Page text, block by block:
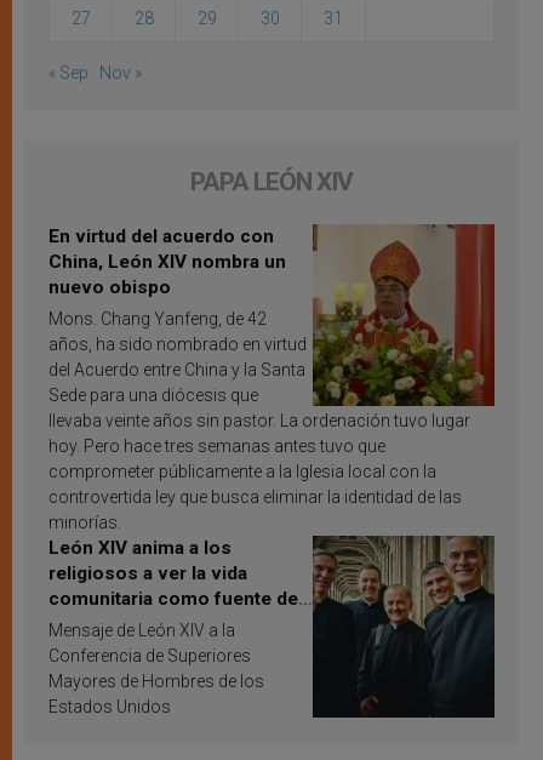
27 28 29 30 31
« Sep Nov »
PAPA LEÓN XIV
En virtud del acuerdo con
China, León XIV nombra un
nuevo obispo
Mons. Chang Yanfeng, de 42
años, ha sido nombrado en virtud
del Acuerdo entre China y la Santa
Sede para una diócesis que
llevaba veinte años sin pastor. La ordenación tuvo lugar
hoy. Pero hace tres semanas antes tuvo que
comprometer públicamente a la Iglesia local con la
controvertida ley que busca eliminar la identidad de las
minorías.
León XIV anima a los
religiosos a ver la vida
comunitaria como fuente de
inspiración y santificación
Mensaje de León XIV a la
Conferencia de Superiores
Mayores de Hombres de los
Estados Unidos